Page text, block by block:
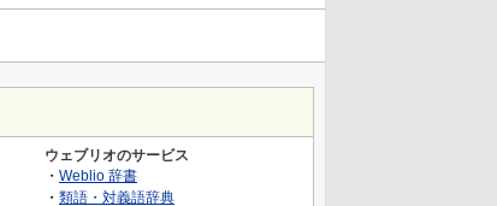
ウェブリオのサービス
・ Weblio 辞書
・ 類語・対義語辞典